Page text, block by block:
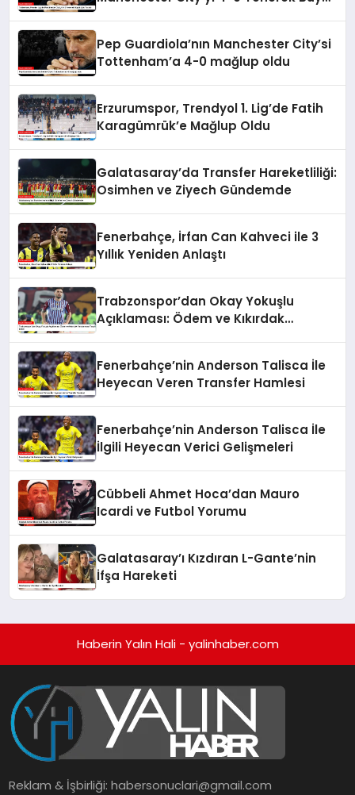
Pep Guardiola’nın Manchester City’si
Tottenham’a 4-0 mağlup oldu
Erzurumspor, Trendyol 1. Lig’de Fatih
Karagümrük’e Mağlup Oldu
Galatasaray’da Transfer Hareketliliği:
Osimhen ve Ziyech Gündemde
Fenerbahçe, İrfan Can Kahveci ile 3
Yıllık Yeniden Anlaştı
Trabzonspor’dan Okay Yokuşlu
Açıklaması: Ödem ve Kıkırdak
Fenerbahçe’nin Anderson Talisca İle
Heyecan Veren Transfer Hamlesi
Fenerbahçe’nin Anderson Talisca İle
İlgili Heyecan Verici Gelişmeleri
Cübbeli Ahmet Hoca’dan Mauro
Icardi ve Futbol Yorumu
Galatasaray’ı Kızdıran L-Gante’nin
İfşa Hareketi
Haberin Yalın Hali - yalinhaber.com
Reklam & İşbirliği:habersonuclari@gmail.com